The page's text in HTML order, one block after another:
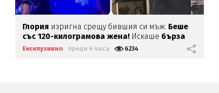
Глория изригна срещу бившия си мъж: Беше
със 120-килограмова жена! Искаше бърза
печалба...
Ексклузивно преди 6 часа 6234